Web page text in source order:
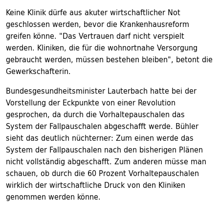
Keine Klinik dürfe aus akuter wirtschaftlicher Not
geschlossen werden, bevor die Krankenhausreform
greifen könne. "Das Vertrauen darf nicht verspielt
werden. Kliniken, die für die wohnortnahe Versorgung
gebraucht werden, müssen bestehen bleiben", betont die
Gewerkschafterin.
Bundesgesundheitsminister Lauterbach hatte bei der
Vorstellung der Eckpunkte von einer Revolution
gesprochen, da durch die Vorhaltepauschalen das
System der Fallpauschalen abgeschafft werde. Bühler
sieht das deutlich nüchterner: Zum einen werde das
System der Fallpauschalen nach den bisherigen Plänen
nicht vollständig abgeschafft. Zum anderen müsse man
schauen, ob durch die 60 Prozent Vorhaltepauschalen
wirklich der wirtschaftliche Druck von den Kliniken
genommen werden könne.